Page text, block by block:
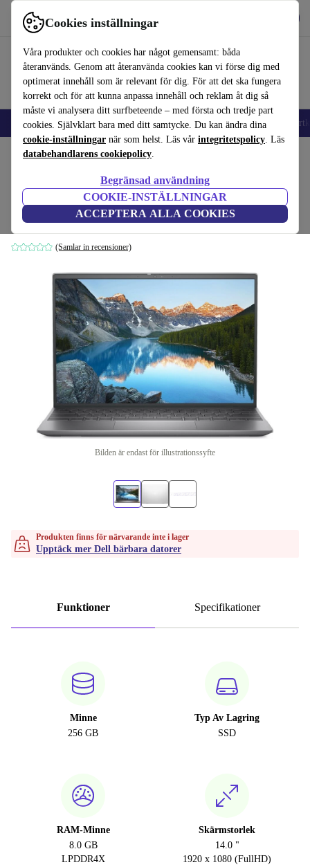
Cookies inställningar
Våra produkter och cookies har något gemensamt: båda
återanvänds. Genom att återanvända cookies kan vi förse dig med
optimerat innehåll som är relevant för dig. För att det ska fungera
korrekt och för att kunna anpassa innehåll och reklam åt dig så
måste vi analysera ditt surfbeteende – med första och tredje part
cookies. Självklart bara med ditt samtycke. Du kan ändra dina
cookie-inställningar när som helst. Läs vår integritetspolicy. Läs
databehandlarens cookiepolicy.
Begränsad användning
COOKIE-INSTÄLLNINGAR
ACCEPTERA ALLA COOKIES
Använd refurbed snabbt och enkelt
🎒 Back to school Mobiltelefoner Bärbara datorer Surfplattor
Hem Produkter Laptops Dell bärbara datorer
Dell Inspiron 13 5310 | i5-11300H | 13.3-
tum
8 GB | 256 GB SSD | FHD | Win 11 Pro | DE
(Samlar in recensioner)
Bilden är endast för illustrationssyfte
Produkten finns för närvarande inte i lager
Upptäck mer Dell bärbara datorer
Funktioner Specifikationer
Minne
256 GB
Typ Av Lagring
SSD
RAM-Minne
8.0 GB
LPDDR4X
Skärmstorlek
14.0 "
1920 x 1080 (FullHD)